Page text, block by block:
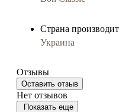
Страна
Украина
Отзывы
Оставить отзыв
Нет отзывов
Показать еще